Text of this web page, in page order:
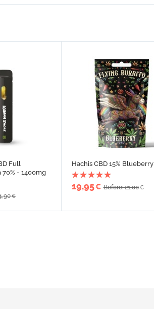
Full
- 1400mg
€
Hachis CBD 15% Blueberry
19,95€ Before: 21,00€